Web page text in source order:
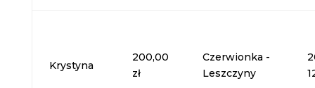
Krystyna
200,00
zł
Czerwionka -
Leszczyny